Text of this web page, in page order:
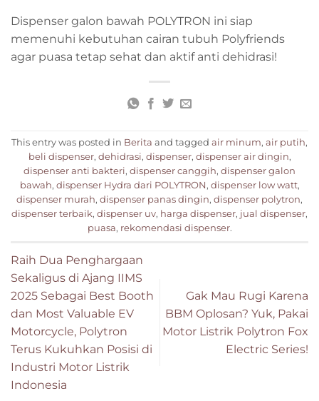
Dispenser galon bawah POLYTRON ini siap
memenuhi kebutuhan cairan tubuh Polyfriends
agar puasa tetap sehat dan aktif anti dehidrasi!
This entry was posted in Berita and tagged air minum, air putih,
beli dispenser, dehidrasi, dispenser, dispenser air dingin,
dispenser anti bakteri, dispenser canggih, dispenser galon
bawah, dispenser Hydra dari POLYTRON , dispenser low watt,
dispenser murah, dispenser panas dingin, dispenser polytron,
dispenser terbaik, dispenser uv, harga dispenser, jual dispenser,
puasa, rekomendasi dispenser.
Raih Dua Penghargaan
Sekaligus di Ajang IIMS
2025 Sebagai Best Booth
dan Most Valuable EV
Motorcycle, Polytron
Terus Kukuhkan Posisi di
Industri Motor Listrik
Indonesia
Gak Mau Rugi Karena
BBM Oplosan? Yuk, Pakai
Motor Listrik Polytron Fox
Electric Series!